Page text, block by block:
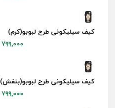
کیف سیلیکونی طرح لبوبو(کرم)
۷۹۹,۰۰۰
کیف سیلیکونی طرح لبوبو(بنفش)
۷۹۹,۰۰۰